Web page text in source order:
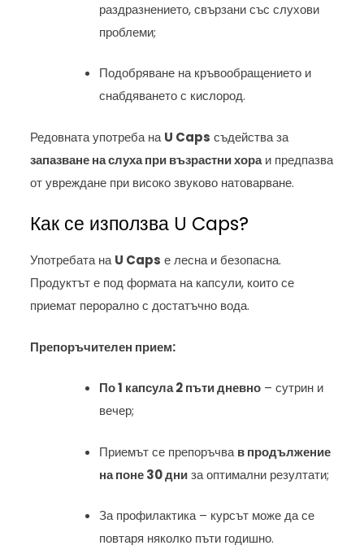
раздразнението, свързани със слухови
проблеми;
Подобряване на кръвообращението и
снабдяването с кислород.
Редовната употреба наU Caps съдейства за
запазване на слуха при възрастни хораи предпазва
от увреждане при високо звуково натоварване.
Как се използва U Caps?
Употребата наU Caps е лесна и безопасна.
Продуктът е под формата на капсули, които се
приемат перорално с достатъчно вода.
Препоръчителен прием:
По 1 капсула 2 пъти дневно – сутрин и
вечер;
Приемът се препоръчвав продължение
на поне 30 дниза оптимални резултати;
За профилактика – курсът може да се
повтаря няколко пъти годишно.